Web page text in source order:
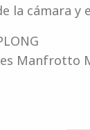
la cámara
Manfrotto